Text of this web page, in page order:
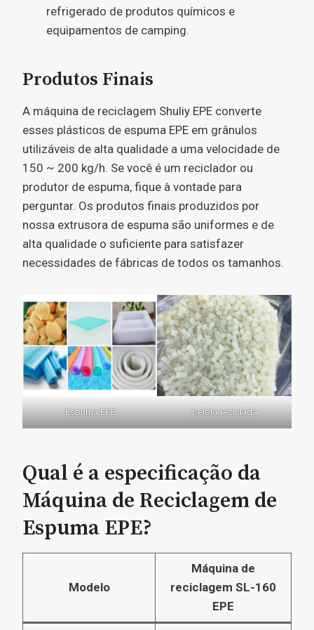
refrigerado de produtos químicos e
equipamentos de camping.
Produtos Finais
A máquina de reciclagem Shuliy EPE converte
esses plásticos de espuma EPE em grânulos
utilizáveis ​​de alta qualidade a uma velocidade de
150 ~ 200 kg/h. Se você é um reciclador ou
produtor de espuma, fique à vontade para
perguntar. Os produtos finais produzidos por
nossa extrusora de espuma são uniformes e de
alta qualidade o suficiente para satisfazer
necessidades de fábricas de todos os tamanhos.
Espuma EPE pelota reciclada
Qual é a especificação da
Máquina de Reciclagem de
Espuma EPE?
Modelo
Máquina de
reciclagem SL-160
EPE